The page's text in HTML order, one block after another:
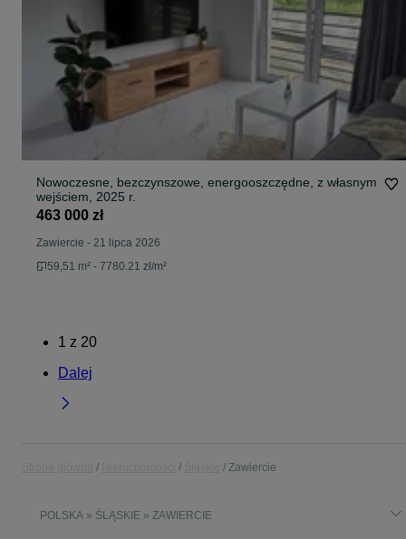
Nowoczesne, bezczynszowe, energooszczędne, z własnym
wejściem, 2025 r.
463 000 zł
Zawiercie - 21 lipca 2026
59,51 m² - 7780.21 zł/m²
1 z 20
Dalej
Zawiercie
POLSKA » ŚLĄSKIE » ZAWIERCIE